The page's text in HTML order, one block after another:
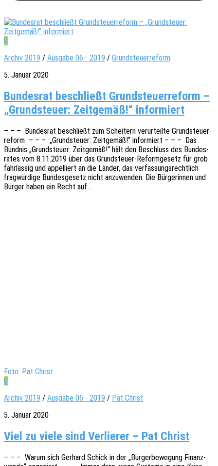
0
Archiv 2019 / Ausgabe 06 - 2019 / Grundsteuerreform
5. Januar 2020
Bundesrat beschließt Grundsteuerreform –
„Grundsteuer: Zeitgemäß!“ informiert
– – – Bundes­rat beschließt zum Schei­tern verur­teil­te Grund­steu­er­
re­form – – – „Grund­steu­er: Zeit­ge­mäß!“ infor­miert – – – Das
Bünd­nis „Grund­steu­er: Zeit­ge­mäß!“ hält den Beschluss des Bundes­
ra­tes vom 8.11.2019 über das Grun­d­steu­er-Refor­m­­ge­­setz für grob
fahr­läs­sig und appel­liert an die Länder, das verfas­sungs­recht­lich
frag­wür­di­ge Bundes­ge­setz nicht anzu­wen­den. Die Bürge­rin­nen und
Bürger haben ein Recht auf…
Foto: Pat Christ
0
Archiv 2019 / Ausgabe 06 - 2019 / Pat Christ
5. Januar 2020
Viel zu viele sind Verlierer – Pat Christ
– – – Warum sich Gerhard Schick in der „Bürger­be­we­gung Finanz­